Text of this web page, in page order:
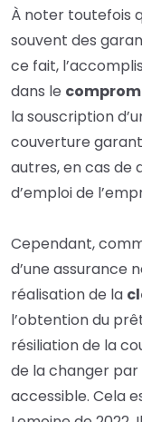
À noter toutefois
souvent des
ce fait,
dans le
la souscription
couverture
autres, en cas de
d’emploi de
Cependant,
d’une assurance
réalisation de la
l’obtentiondu
résiliation de la
de la changer
accessible. Cela